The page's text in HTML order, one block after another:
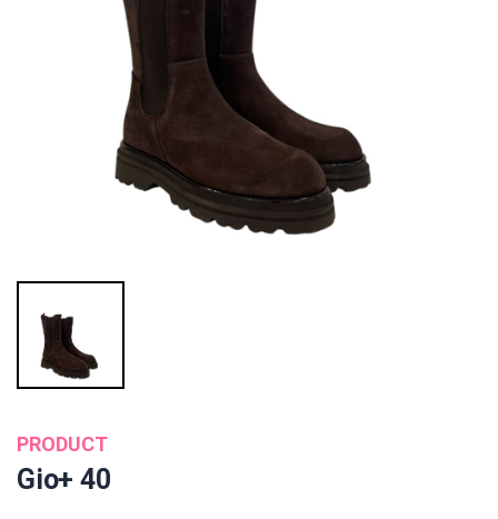
PRODUCT
Gio+ 40